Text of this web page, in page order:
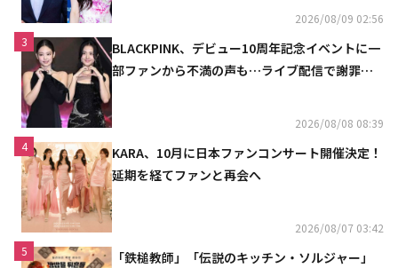
2026/08/09 02:56
3
BLACKPINK、デビュー10周年記念イベントに一
部ファンから不満の声も…ライブ配信で謝罪
2026/08/08 08:39
4
KARA、10月に日本ファンコンサート開催決定！
延期を経てファンと再会へ
2026/08/07 03:42
5
「鉄槌教師」「伝説のキッチン・ソルジャー」